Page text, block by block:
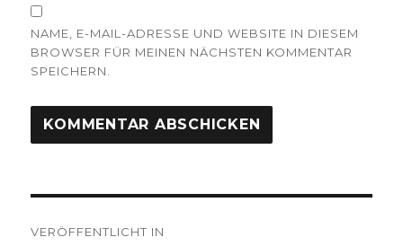
NAME, E-MAIL-ADRESSE UND WEBSITE IN DIESEM
BROWSER FÜR MEINEN NÄCHSTEN KOMMENTAR
SPEICHERN.
VERÖFFENTLICHT IN